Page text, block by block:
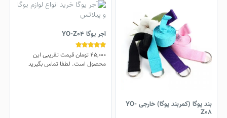
بند یوگا (کمربند یوگا) خارجی YO-
Z08
آجر یوگا YO-Z04
نمره
4.84
از 5
45,000 تومانقیمت تقریبی این
محصول است. لطفا تماس بگیرید